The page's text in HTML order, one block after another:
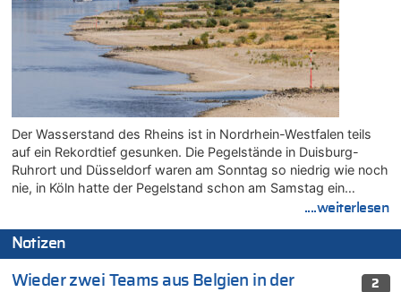
Der Wasserstand des Rheins ist in Nordrhein-Westfalen teils
auf ein Rekordtief gesunken. Die Pegelstände in Duisburg-
Ruhrort und Düsseldorf waren am Sonntag so niedrig wie noch
nie, in Köln hatte der Pegelstand schon am Samstag ein…
....weiterlesen
Notizen
2
Wieder zwei Teams aus Belgien in der